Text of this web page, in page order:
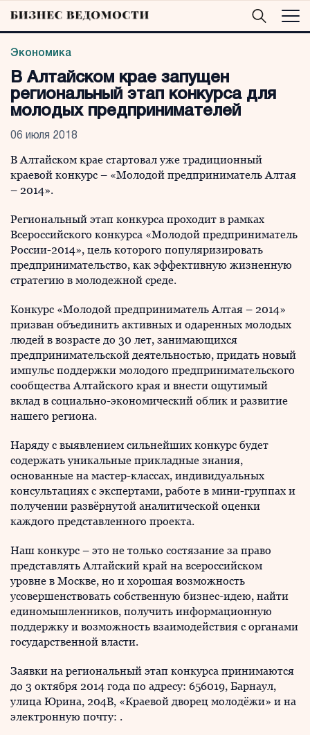
Экономика
В Алтайском крае запущен
региональный этап конкурса для
молодых предпринимателей
06 июля 2018
В Алтайском крае стартовал уже традиционный
краевой конкурс – «Молодой предприниматель Алтая
– 2014».
Региональный этап конкурса проходит в рамках
Всероссийского конкурса «Молодой предприниматель
России-2014», цель которого популяризировать
предпринимательство, как эффективную жизненную
стратегию в молодежной среде.
Конкурс «Молодой предприниматель Алтая – 2014»
призван объединить активных и одаренных молодых
людей в возрасте до 30 лет, занимающихся
предпринимательской деятельностью, придать новый
импульс поддержки молодого предпринимательского
сообщества Алтайского края и внести ощутимый
вклад в социально-экономический облик и развитие
нашего региона.
Наряду с выявлением сильнейших конкурс будет
содержать уникальные прикладные знания,
основанные на мастер-классах, индивидуальных
консультациях с экспертами, работе в мини-группах и
получении развёрнутой аналитической оценки
каждого представленного проекта.
Наш конкурс – это не только состязание за право
представлять Алтайский край на всероссийском
уровне в Москве, но и хорошая возможность
усовершенствовать собственную бизнес-идею, найти
единомышленников, получить информационную
поддержку и возможность взаимодействия с органами
государственной власти.
Заявки на региональный этап конкурса принимаются
до 3 октября 2014 года по адресу: 656019, Барнаул,
улица Юрина, 204В, «Краевой дворец молодёжи» и на
электронную почту: .